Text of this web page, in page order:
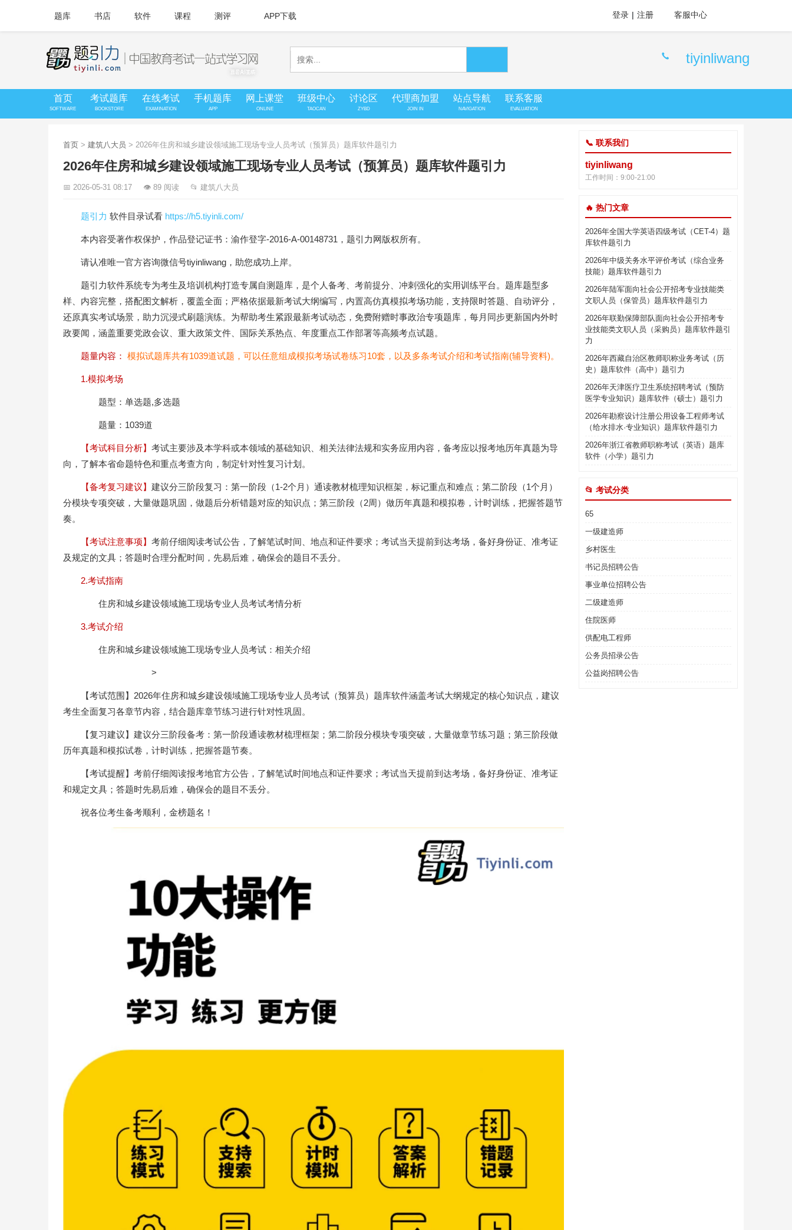
题库 书店 软件 课程 测评 APP下载 登录 | 注册 客服中心
tiyinliwang
首页
SOFTWARE
考试题库
BOOKSTORE
在线考试
EXAMINATION
手机题库
APP
网上课堂
ONLINE
班级中心
TAOCAN
讨论区
ZYBD
代理商加盟
JOIN IN
站点导航
NAVIGATION
联系客服
EVALUATION
首页 > 建筑八大员 > 2026年住房和城乡建设领域施工现场专业人员考试（预算员）题库软件题引力
2026年住房和城乡建设领域施工现场专业人员考试（预算员）题库软件题引力
📅 2026-05-31 08:17 👁 89 阅读 📂 建筑八大员
题引力 软件目录试看 https://h5.tiyinli.com/
本内容受著作权保护，作品登记证书：渝作登字-2016-A-00148731，题引力网版权所有。
请认准唯一官方咨询微信号tiyinliwang，助您成功上岸。
题引力软件系统专为考生及培训机构打造专属自测题库，是个人备考、考前提分、冲刺强化的实用训练平台。题库题型多
样、内容完整，搭配图文解析，覆盖全面；严格依据最新考试大纲编写，内置高仿真模拟考场功能，支持限时答题、自动评分，
还原真实考试场景，助力沉浸式刷题演练。为帮助考生紧跟最新考试动态，免费附赠时事政治专项题库，每月同步更新国内外时
政要闻，涵盖重要党政会议、重大政策文件、国际关系热点、年度重点工作部署等高频考点试题。
题量内容： 模拟试题库共有1039道试题，可以任意组成模拟考场试卷练习10套，以及多条考试介绍和考试指南(辅导资料)。
1.模拟考场
题型：单选题,多选题
题量：1039道
【考试科目分析】 考试主要涉及本学科或本领域的基础知识、相关法律法规和实务应用内容，备考应以报考地历年真题为导
向，了解本省命题特色和重点考查方向，制定针对性复习计划。
【备考复习建议】 建议分三阶段复习：第一阶段（1-2个月）通读教材梳理知识框架，标记重点和难点；第二阶段（1个月）
分模块专项突破，大量做题巩固，做题后分析错题对应的知识点；第三阶段（2周）做历年真题和模拟卷，计时训练，把握答题节
奏。
【考试注意事项】 考前仔细阅读考试公告，了解笔试时间、地点和证件要求；考试当天提前到达考场，备好身份证、准考证
及规定的文具；答题时合理分配时间，先易后难，确保会的题目不丢分。
2.考试指南
住房和城乡建设领域施工现场专业人员考试考情分析
3.考试介绍
住房和城乡建设领域施工现场专业人员考试：相关介绍
>
【考试范围】2026年住房和城乡建设领域施工现场专业人员考试（预算员）题库软件涵盖考试大纲规定的核心知识点，建议
考生全面复习各章节内容，结合题库章节练习进行针对性巩固。
【复习建议】建议分三阶段备考：第一阶段通读教材梳理框架；第二阶段分模块专项突破，大量做章节练习题；第三阶段做
历年真题和模拟试卷，计时训练，把握答题节奏。
【考试提醒】考前仔细阅读报考地官方公告，了解笔试时间地点和证件要求；考试当天提前到达考场，备好身份证、准考证
和规定文具；答题时先易后难，确保会的题目不丢分。
祝各位考生备考顺利，金榜题名！
📞 联系我们
tiyinliwang
工作时间：9:00-21:00
🔥 热门文章
2026年全国大学英语四级考试（CET-4）题
库软件题引力
2026年中级关务水平评价考试（综合业务
技能）题库软件题引力
2026年陆军面向社会公开招考专业技能类
文职人员（保管员）题库软件题引力
2026年联勤保障部队面向社会公开招考专
业技能类文职人员（采购员）题库软件题引
力
2026年西藏自治区教师职称业务考试（历
史）题库软件（高中）题引力
2026年天津医疗卫生系统招聘考试（预防
医学专业知识）题库软件（硕士）题引力
2026年勘察设计注册公用设备工程师考试
（给水排水·专业知识）题库软件题引力
2026年浙江省教师职称考试（英语）题库
软件（小学）题引力
📂 考试分类
65
一级建造师
乡村医生
书记员招聘公告
事业单位招聘公告
二级建造师
住院医师
供配电工程师
公务员招录公告
公益岗招聘公告